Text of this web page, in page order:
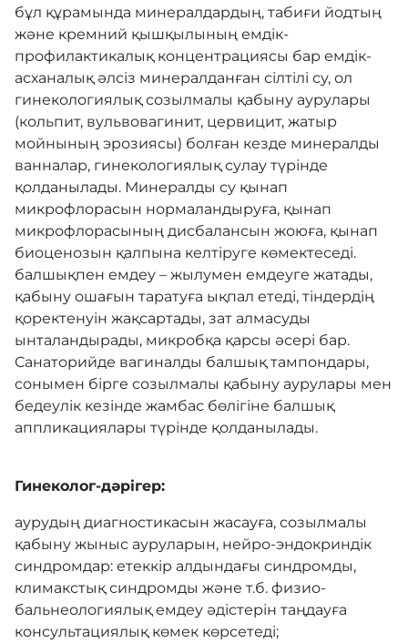
бұл құрамында минералдардың, табиғи йодтың
және кремний қышқылының емдік-
профилактикалық концентрациясы бар емдік-
асханалық әлсіз минералданған сілтілі су, ол
гинекологиялық созылмалы қабыну аурулары
(кольпит, вульвовагинит, цервицит, жатыр
мойнының эрозиясы) болған кезде минералды
ванналар, гинекологиялық сулау түрінде
қолданылады. Минералды су қынап
микрофлорасын нормаландыруға, қынап
микрофлорасының дисбалансын жоюға, қынап
биоценозын қалпына келтіруге көмектеседі.
балшықпен емдеу – жылумен емдеуге жатады,
қабыну ошағын таратуға ықпал етеді, тіндердің
қоректенуін жақсартады, зат алмасуды
ынталандырады, микробқа қарсы әсері бар.
Санаторийде вагиналды балшық тампондары,
сонымен бірге созылмалы қабыну аурулары мен
бедеулік кезінде жамбас бөлігіне балшық
аппликациялары түрінде қолданылады.
Гинеколог-дәрігер:
аурудың диагностикасын жасауға, созылмалы
қабыну жыныс ауруларын, нейро-эндокриндік
синдромдар: етеккір алдындағы синдромды,
климакстық синдромды және т.б. физио-
бальнеологиялық емдеу әдістерін таңдауға
консультациялық көмек көрсетеді;